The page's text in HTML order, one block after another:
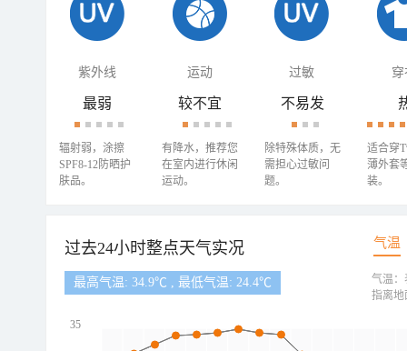
紫外线 运动 过敏 穿
最弱
辐射弱，涂擦
SPF8-12防晒护
肤品。
较不宜
有降水，推荐您
在室内进行休闲
运动。
不易发
除特殊体质，无
需担心过敏问
题。
适合穿
薄外套
装。
过去24小时整点天气实况 气温
最高气温: 34.9℃ , 最低气温: 24.4℃
35
气温：
指离地